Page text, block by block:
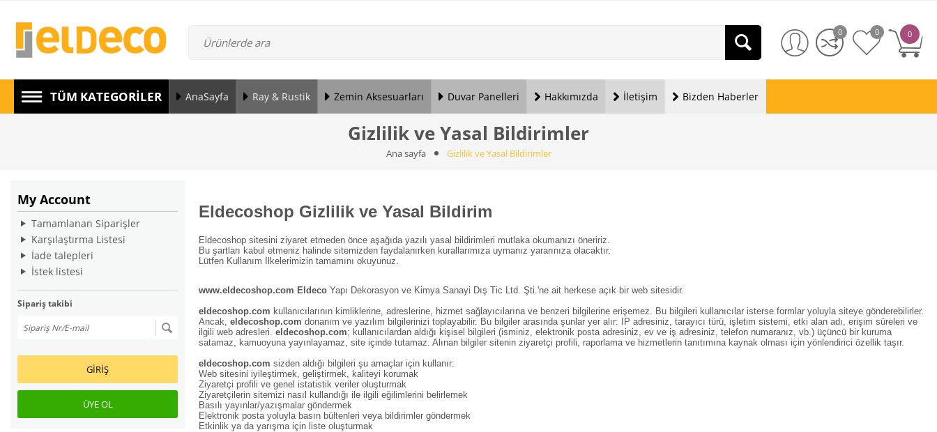
0
0 0
TÜM KATEGORILER AnaSayfa Ray & Rustik Zemin Aksesuarları Duvar Panelleri Hakkımızda İletişim Bizden Haberler
Gizlilik ve Yasal Bildirimler
Ana sayfa Gizlilik ve Yasal Bildirimler
My Account
Tamamlanan Siparişler
Karşılaştırma Listesi
İade talepleri
İstek listesi
Sipariş takibi
GIRIŞ
ÜYE OL
Eldecoshop Gizlilik ve Yasal Bildirim
Eldecoshop sitesini ziyaret etmeden önce aşağıda yazılı yasal bildirimleri mutlaka okumanızı öneririz.
Bu şartları kabul etmeniz halinde sitemizden faydalanırken kurallarımıza uymanız yararınıza olacaktır.
Lütfen Kullanım İlkelerimizin tamamını okuyunuz.
www.eldecoshop.com Eldeco Yapı Dekorasyon ve Kimya Sanayi Dış Tic Ltd. Şti.'ne ait herkese açık bir web sitesidir.
eldecoshop.com kullanıcılarının kimliklerine, adreslerine, hizmet sağlayıcılarına ve benzeri bilgilerine erişemez. Bu bilgileri kullanıcılar isterse formlar yoluyla siteye gönderebilirler.
Ancak, eldecoshop.com donanım ve yazılım bilgilerinizi toplayabilir. Bu bilgiler arasında şunlar yer alır: IP adresiniz, tarayıcı türü, işletim sistemi, etki alan adı, erişim süreleri ve
ilgili web adresleri. eldecoshop.com; kullanıcılardan aldığı kişisel bilgileri (isminiz, elektronik posta adresiniz, ev ve iş adresiniz, telefon numaranız, vb.) üçüncü bir kuruma
satamaz, kamuoyuna yayınlayamaz, site içinde tutamaz. Alınan bilgiler sitenin ziyaretçi profili, raporlama ve hizmetlerin tanıtımına kaynak olması için yönlendirici özellik taşır.
eldecoshop.com sizden aldığı bilgileri şu amaçlar için kullanır:
Web sitesini iyileştirmek, geliştirmek, kaliteyi korumak
Ziyaretçi profili ve genel istatistik veriler oluşturmak
Ziyaretçilerin sitemizi nasıl kullandığı ile ilgili eğilimlerini belirlemek
Basılı yayınlar/yazışmalar göndermek
Elektronik posta yoluyla basın bültenleri veya bildirimler göndermek
Etkinlik ya da yarışma için liste oluşturmak